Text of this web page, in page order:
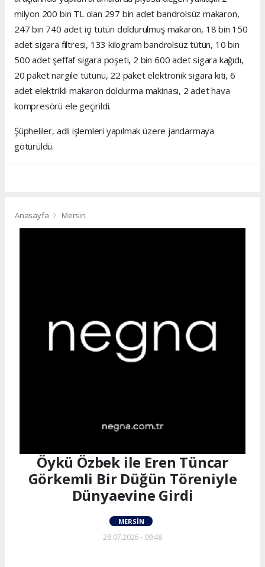
milyon 200 bin TL olan 297 bin adet bandrolsüz makaron,
247 bin 740 adet içi tütün doldurulmuş makaron, 18 bin 150
adet sigara filtresi, 133 kilogram bandrolsüz tütün, 10 bin
500 adet şeffaf sigara poşeti, 2 bin 600 adet sigara kağıdı,
20 paket nargile tütünü, 22 paket elektronik sigara kiti, 6
adet elektrikli makaron doldurma makinası, 2 adet hava
kompresörü ele geçirildi.
Şüpheliler, adli işlemleri yapılmak üzere jandarmaya
götürüldü.
Anasayfa Mersin
Öykü Özbek ile Eren Tüncar
Görkemli Bir Düğün Töreniyle
Dünyaevine Girdi
MERSIN
28.07.2026 - 09:48